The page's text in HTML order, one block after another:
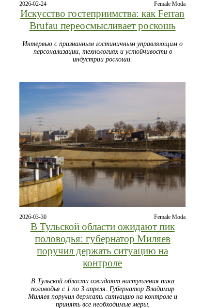
2026-02-24 Female Moda
Искусство гостеприимства: как Ferran
Brufau переосмысливает роскошь
Интервью с признанным гостиничным управляющим о
персонализации, технологиях и устойчивости в
индустрии роскоши.
2026-03-30 Female Moda
В Тульской области ожидают пик
половодья: губернатор Миляев
поручил держать ситуацию на
контроле
В Тульской области ожидают наступления пика
половодья с 1 по 3 апреля. Губернатор Владимир
Миляев поручил держать ситуацию на контроле и
принять все необходимые меры.